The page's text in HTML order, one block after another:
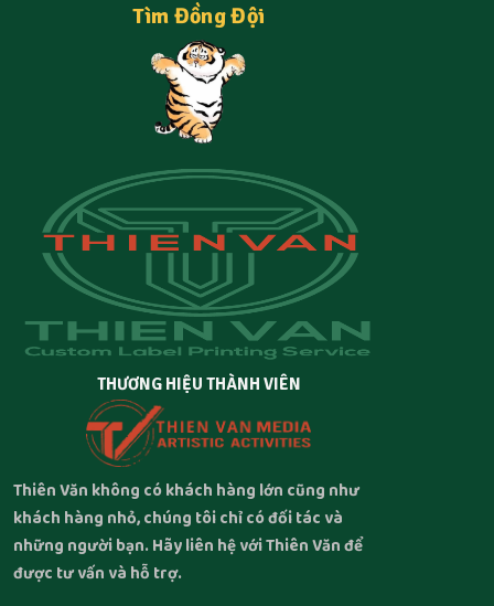
THƯƠNG HIỆU THÀNH VIÊN
Thiên Văn không có khách hàng lớn cũng như
khách hàng nhỏ, chúng tôi chỉ có đối tác và
những người bạn. Hãy liên hệ với Thiên Văn để
được tư vấn và hỗ trợ.
Tìm Đồng Đội